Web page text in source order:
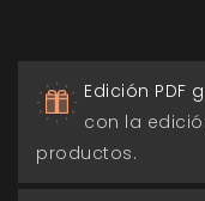
Edición PDF
con la
productos.